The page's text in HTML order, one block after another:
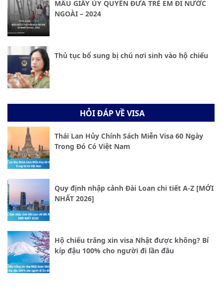
MẪU GIẤY ỦY QUYỀN ĐƯA TRẺ EM ĐI NƯỚC
NGOÀI – 2024
Thủ tục bổ sung bị chú nơi sinh vào hộ chiếu
HỎI ĐÁP VỀ VISA
Thái Lan Hủy Chính Sách Miễn Visa 60 Ngày
Trong Đó Có Việt Nam
Quy định nhập cảnh Đài Loan chi tiết A-Z [MỚI
NHẤT 2026]
Hộ chiếu trắng xin visa Nhật được không? Bí
kíp đậu 100% cho người đi lần đầu